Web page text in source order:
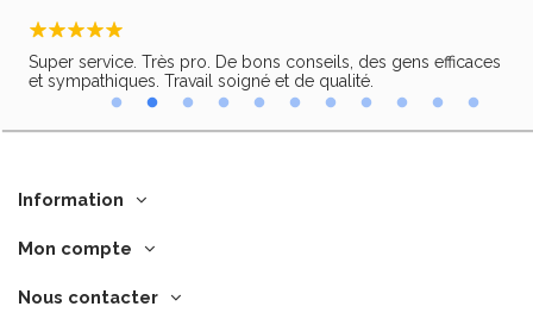
Super service. Très pro. De bons conseils, des gens efficaces
et sympathiques. Travail soigné et de qualité.
Information
Mon compte
Nous contacter